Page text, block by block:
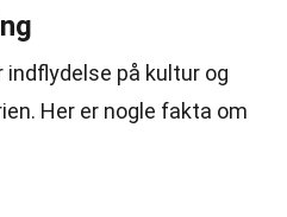
på kultur og
Her er nogle fakta om